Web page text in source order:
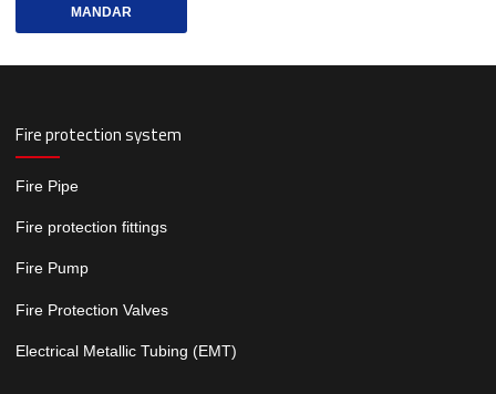
MANDAR
Fire protection system
Fire Pipe
Fire protection fittings
Fire Pump
Fire Protection Valves
Electrical Metallic Tubing (EMT)